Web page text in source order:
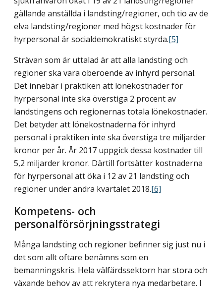
gällande anställda i landsting/regioner, och tio av de
elva landsting/regioner med högst kostnader för
hyrpersonal är socialdemokratiskt styrda.[5]
Strävan som är uttalad är att alla landsting och
regioner ska vara oberoende av inhyrd personal.
Det innebär i praktiken att lönekostnader för
hyrpersonal inte ska överstiga 2 procent av
landstingens och regionernas totala lönekostnader.
Det betyder att lönekostnaderna för inhyrd
personal i praktiken inte ska överstiga tre miljarder
kronor per år. År 2017 uppgick dessa kostnader till
5,2 miljarder kronor. Därtill fortsätter kostnaderna
för hyrpersonal att öka i 12 av 21 landsting och
regioner under andra kvartalet 2018.[6]
Kompetens- och
personalförsörjningsstrategi
Många landsting och regioner befinner sig just nu i
det som allt oftare benämns som en
bemanningskris. Hela välfärdssektorn har stora och
växande behov av att rekrytera nya medarbetare. I